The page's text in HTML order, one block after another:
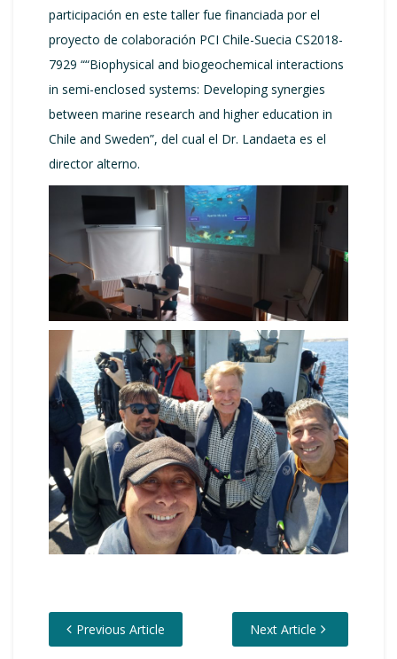
participación en este taller fue financiada por el
proyecto de colaboración PCI Chile-Suecia CS2018-
7929 ““Biophysical and biogeochemical interactions
in semi-enclosed systems: Developing synergies
between marine research and higher education in
Chile and Sweden”, del cual el Dr. Landaeta es el
director alterno.
Previous Article Next Article